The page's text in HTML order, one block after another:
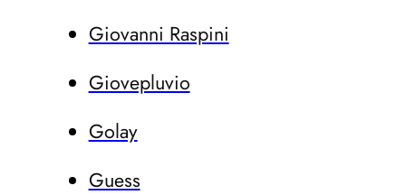
Giovanni Raspini
Giovepluvio
Golay
Guess